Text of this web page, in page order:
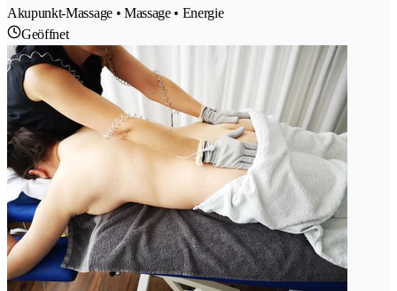
Akupunkt-Massage • Massage • Energie
Geöffnet